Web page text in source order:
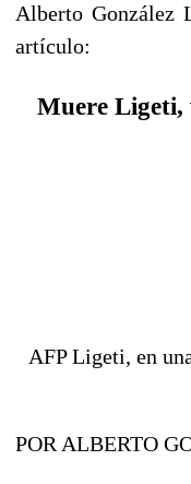
Alberto González
artículo:
Muere Ligeti,
AFP Ligeti, en
POR ALBERTO